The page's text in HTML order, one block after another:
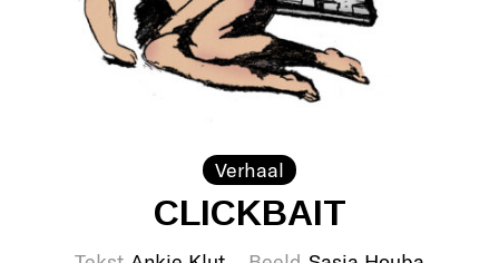
Verhaal
CLICKBAIT